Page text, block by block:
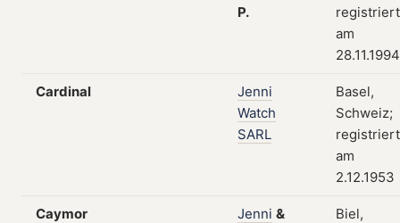
P.
registriert
am
28.11.1994
Cardinal
Jenni
Watch
SARL
Basel,
Schweiz;
registriert
am
2.12.1953
Caymor Jenni &
Biel,